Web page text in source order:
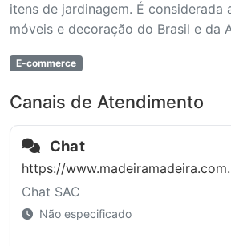
itens de jardinagem. É considerada
móveis e decoração do Brasil e da
E-commerce
Canais de Atendimento
Chat
https://
Chat SAC
Não especificado